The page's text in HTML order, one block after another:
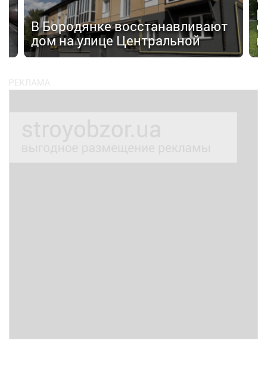
В Бородянке восстанавливают
дом на улице Центральной